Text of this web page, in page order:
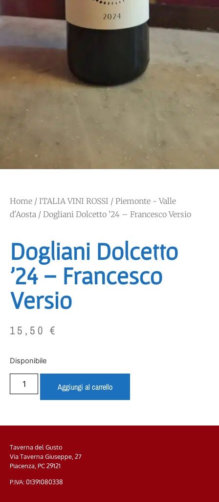
Home / ITALIA VINI ROSSI / Piemonte - Valle
d'Aosta / Dogliani Dolcetto ’24 – Francesco Versio
Dogliani Dolcetto
’24 – Francesco
Versio
15,50€
Disponibile
Aggiungi al carrello
Taverna del Gusto
Via Taverna Giuseppe, 27
Piacenza, PC29121
P.IVA: 01391080338